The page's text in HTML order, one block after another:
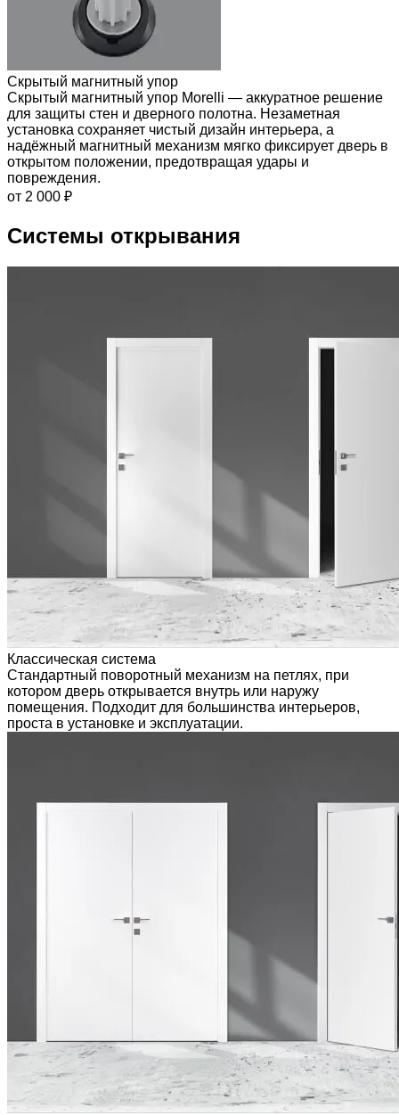
Скрытый магнитный упор
Скрытый магнитный упор Morelli — аккуратное решение
для защиты стен и дверного полотна. Незаметная
установка сохраняет чистый дизайн интерьера, а
надёжный магнитный механизм мягко фиксирует дверь в
открытом положении, предотвращая удары и
повреждения.
от 2 000 ₽
Системы открывания
Классическая система
Стандартный поворотный механизм на петлях, при
котором дверь открывается внутрь или наружу
помещения. Подходит для большинства интерьеров,
проста в установке и эксплуатации.